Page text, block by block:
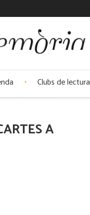
Clubs de lectura
A